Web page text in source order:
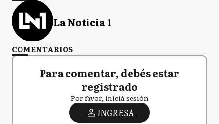
La Noticia 1
COMENTARIOS
Para comentar, debés estar
registrado
Por favor, iniciá sesión
INGRESA